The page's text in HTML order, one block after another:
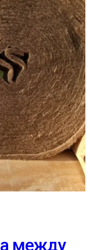
между